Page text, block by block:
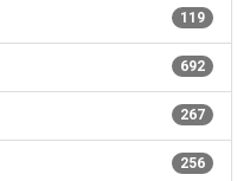
119
692
267
256